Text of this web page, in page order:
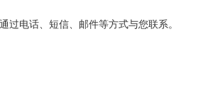
电话、短信、邮件等方式与您联系。